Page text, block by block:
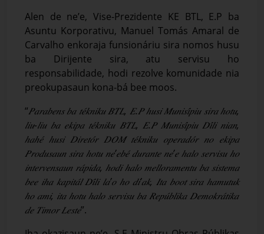
Alen de ne’e, Vise-Prezidente KE BTL, E.P ba
Asuntu Korporativu, Manuel Tomás Amaral de
Carvalho enkoraja funsionáriu sira nomos husu
ba Dirijente sira, atu servisu ho
responsabilidade, hodi rezolve komunidade nia
preokupasaun kona-bá bee moos.
“𝑃𝑎𝑟𝑎𝑏𝑒𝑛𝑠 𝑏𝑎 𝑡𝑒𝑘𝑛𝑖𝑘𝑢 𝐵𝑇𝐿, 𝐸.𝑃ℎ𝑢𝑠𝑖𝑀𝑢𝑛𝑖𝑠𝑖𝑝𝑖𝑢 𝑠𝑖𝑟𝑎ℎ𝑜𝑡𝑢,
𝑙𝑖𝑢-𝑙𝑖𝑢 𝑏𝑎 𝑒𝑘𝑖𝑝𝑎 𝑡𝑒𝑘𝑛𝑖𝑘𝑢 𝐵𝑇𝐿, 𝐸.𝑃 𝑀𝑢𝑛𝑖𝑠𝑖𝑝𝑖𝑢 𝐷𝑖𝑙𝑖 𝑛𝑖𝑎𝑛,
ℎ𝑎ℎ𝑒́ ℎ𝑢𝑠𝑖 𝐷𝑖𝑟𝑒𝑡𝑜𝑟 𝐷𝑂𝑀 𝑡𝑒𝑘𝑛𝑖𝑘𝑢 𝑜𝑝𝑒𝑟𝑎𝑑𝑜𝑟 𝑛𝑜 𝑒𝑘𝑖𝑝𝑎
𝑃𝑟𝑜𝑑𝑢𝑠𝑎𝑢𝑛 𝑠𝑖𝑟𝑎ℎ𝑜𝑡𝑢 𝑛𝑒’𝑒𝑏𝑒́𝑑𝑢𝑟𝑎𝑛𝑡𝑒 𝑛𝑒’𝑒ℎ𝑎𝑙𝑜 𝑠𝑒𝑟𝑣𝑖𝑠𝑢ℎ𝑜
𝑖𝑛𝑡𝑒𝑟𝑣𝑒𝑛𝑠𝑎𝑢𝑛 𝑟𝑎𝑝𝑖𝑑𝑎, ℎ𝑜𝑑𝑖ℎ𝑎𝑙𝑜 𝑚𝑒𝑙𝑙𝑜𝑟𝑎𝑚𝑒𝑛𝑡𝑢 𝑏𝑎 𝑠𝑖𝑠𝑡𝑒𝑚𝑎
𝑏𝑒𝑒 𝑖ℎ𝑎 𝑘𝑎𝑝𝑖𝑡𝑎𝑙 𝐷𝑖𝑙𝑖 𝑙𝑎’𝑜ℎ𝑜 𝑑𝑖’𝑎𝑘, 𝐼𝑡𝑎 𝑏𝑜𝑜𝑡 𝑠𝑖𝑟𝑎ℎ𝑎𝑚𝑢𝑡𝑢𝑘
ℎ𝑜 𝑎𝑚𝑖, 𝑖𝑡𝑎ℎ𝑜𝑡𝑢ℎ𝑎𝑙𝑜 𝑠𝑒𝑟𝑣𝑖𝑠𝑢 𝑏𝑎 𝑅𝑒𝑝𝑢𝑏𝑙𝑖𝑘𝑎 𝐷𝑒𝑚𝑜𝑘𝑟𝑎𝑡𝑖𝑘𝑎
𝑑𝑒 𝑇𝑖𝑚𝑜𝑟 𝐿𝑒𝑠𝑡𝑒”.